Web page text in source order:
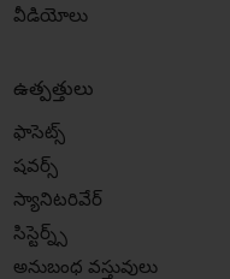
వీడియోలు
ఉత్పత్తులు
ఫాసెట్స్
షవర్స్
స్యానిటరివేర్
సిస్టెర్న్స్
అనుబంధ వస్తువులు